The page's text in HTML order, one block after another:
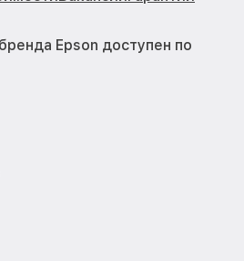
Epson доступен по